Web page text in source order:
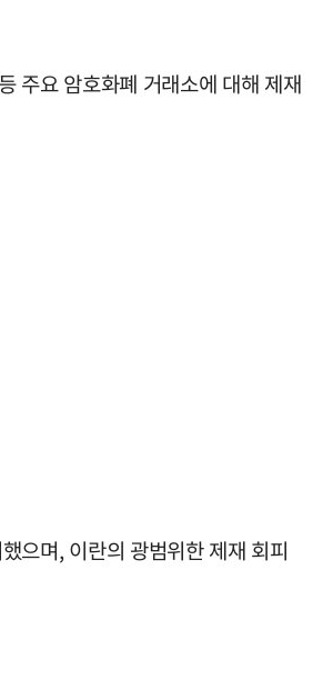
주요 암호화폐 거래소에 대해 제재
으며, 이란의 광범위한 제재 회피